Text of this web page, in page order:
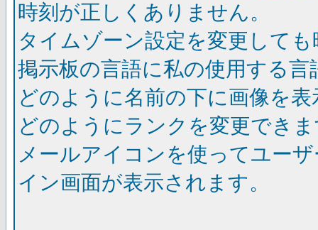
時刻が正しくありません。
タイムゾーン設定を変更して
掲示板の言語に私の使用する
どのように名前の下に画像を
どのようにランクを変更でき
メールアイコンを使ってユー
イン画面が表示されます。